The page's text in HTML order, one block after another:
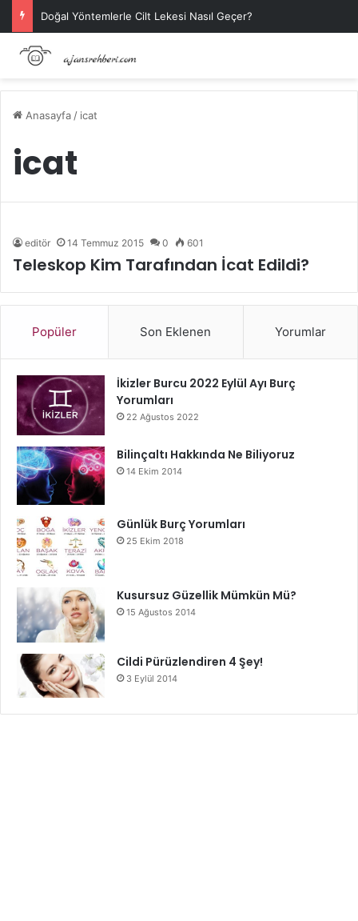
Doğal Yöntemlerle Cilt Lekesi Nasıl Geçer?
Anasayfa / icat
icat
editör 14 Temmuz 2015 0 601
Teleskop Kim Tarafından İcat Edildi?
Popüler Son Eklenen Yorumlar
İkizler Burcu 2022 Eylül Ayı Burç
Yorumları
22 Ağustos 2022
Bilinçaltı Hakkında Ne Biliyoruz
14 Ekim 2014
Günlük Burç Yorumları
25 Ekim 2018
Kusursuz Güzellik Mümkün Mü?
15 Ağustos 2014
Cildi Pürüzlendiren 4 Şey!
3 Eylül 2014